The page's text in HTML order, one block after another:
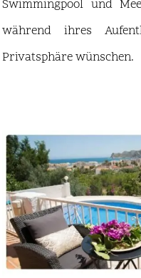
Swimmingpool und
während ihres
Privatsphäre wünschen.